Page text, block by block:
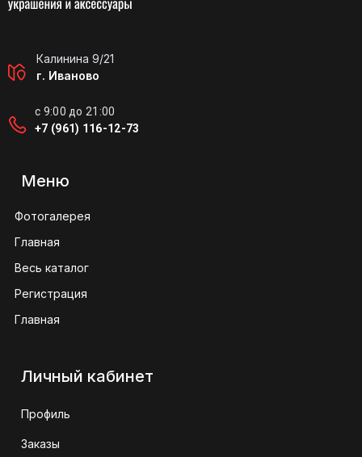
Калинина 9/21
г. Иваново
с 9:00 до 21:00
+7 (961) 116-12-73
Меню
Фотогалерея
Главная
Весь каталог
Регистрация
Главная
Личный кабинет
Профиль
Заказы